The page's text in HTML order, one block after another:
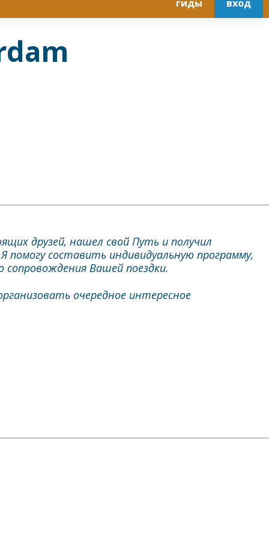
гиды вход
друзей, нашел свой Путь и получил
составить индивидуальную программу,
Вашей поездки.
очередное интересное